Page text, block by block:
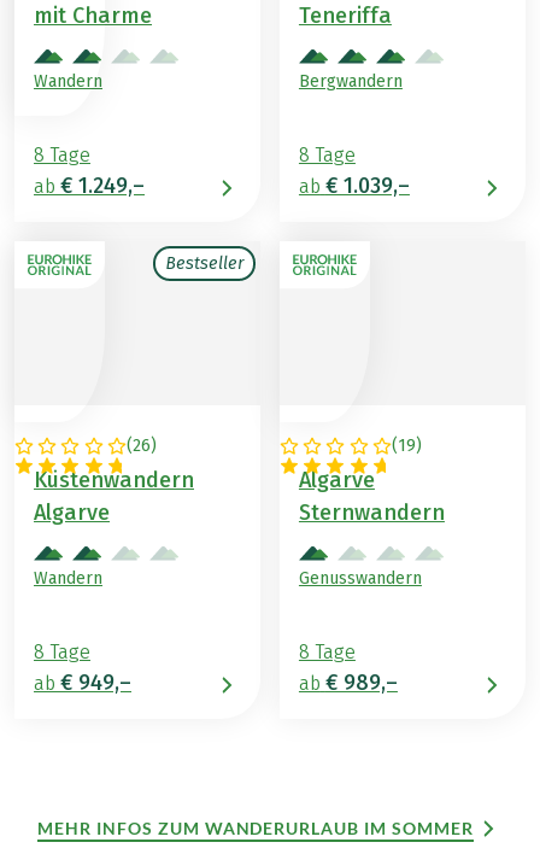
mit Charme
Wandern
8 Tage
ab € 1.249,–
Teneriffa
Bergwandern
8 Tage
ab € 1.039,–
Bestseller
(26)
PORTUGAL
Küstenwandern
Algarve
Wandern
8 Tage
ab € 949,–
(19)
PORTUGAL
Algarve
Sternwandern
Genusswandern
8 Tage
ab € 989,–
MEHR INFOS ZUM WANDERURLAUB IM SOMMER